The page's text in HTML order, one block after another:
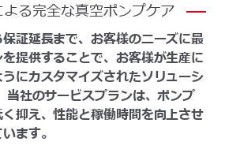
る完全な真空ポンプケア
証延長まで、お客様のニーズに最
提供することで、お客様が生産に
にカスタマイズされたソリューシ
当社のサービスプランは、ポンプ
抑え、性能と稼働時間を向上させ
ます。